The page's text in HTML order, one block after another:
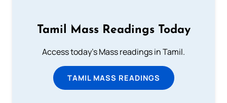
Tamil Mass Readings Today
Access today's Mass readings in Tamil.
TAMIL MASS READINGS